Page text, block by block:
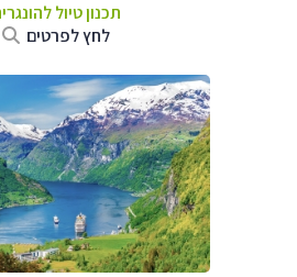
תכנון טיול
לחץ לפרטים